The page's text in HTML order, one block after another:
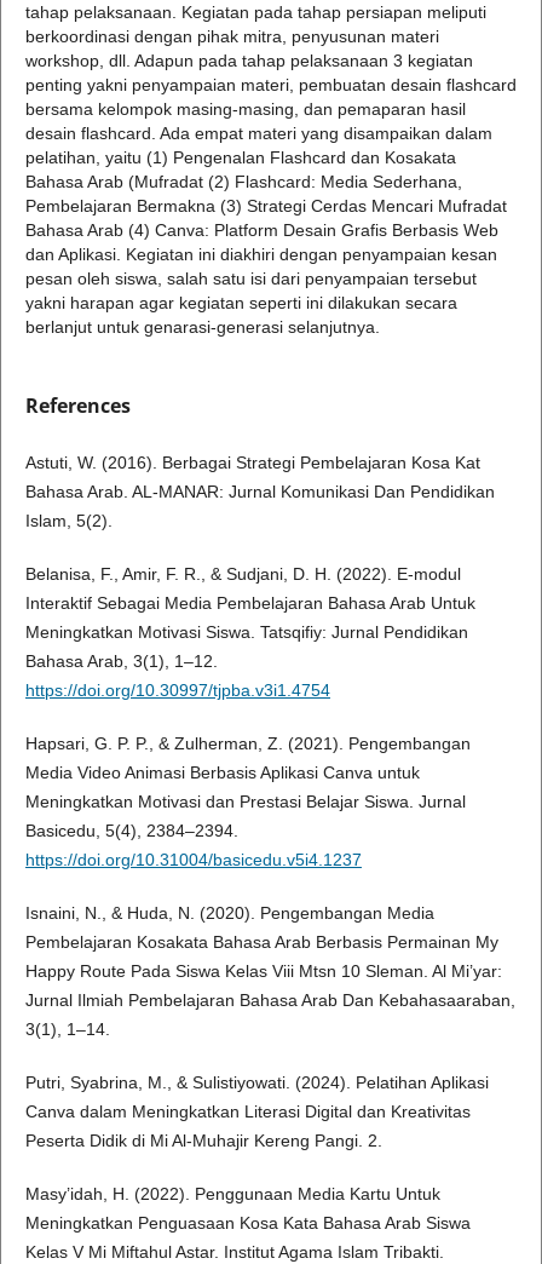
tahap pelaksanaan. Kegiatan pada tahap persiapan meliputi
berkoordinasi dengan pihak mitra, penyusunan materi
workshop, dll. Adapun pada tahap pelaksanaan 3 kegiatan
penting yakni penyampaian materi, pembuatan desain flashcard
bersama kelompok masing-masing, dan pemaparan hasil
desain flashcard. Ada empat materi yang disampaikan dalam
pelatihan, yaitu (1) Pengenalan Flashcard dan Kosakata
Bahasa Arab (Mufradat (2) Flashcard: Media Sederhana,
Pembelajaran Bermakna (3) Strategi Cerdas Mencari Mufradat
Bahasa Arab (4) Canva: Platform Desain Grafis Berbasis Web
dan Aplikasi. Kegiatan ini diakhiri dengan penyampaian kesan
pesan oleh siswa, salah satu isi dari penyampaian tersebut
yakni harapan agar kegiatan seperti ini dilakukan secara
berlanjut untuk genarasi-generasi selanjutnya.
References
Astuti, W. (2016). Berbagai Strategi Pembelajaran Kosa Kat
Bahasa Arab. AL-MANAR: Jurnal Komunikasi Dan Pendidikan
Islam, 5(2).
Belanisa, F., Amir, F. R., & Sudjani, D. H. (2022). E-modul
Interaktif Sebagai Media Pembelajaran Bahasa Arab Untuk
Meningkatkan Motivasi Siswa. Tatsqifiy: Jurnal Pendidikan
Bahasa Arab, 3(1), 1–12.
https://doi.org/10.30997/tjpba.v3i1.4754
Hapsari, G. P. P., & Zulherman, Z. (2021). Pengembangan
Media Video Animasi Berbasis Aplikasi Canva untuk
Meningkatkan Motivasi dan Prestasi Belajar Siswa. Jurnal
Basicedu, 5(4), 2384–2394.
https://doi.org/10.31004/basicedu.v5i4.1237
Isnaini, N., & Huda, N. (2020). Pengembangan Media
Pembelajaran Kosakata Bahasa Arab Berbasis Permainan My
Happy Route Pada Siswa Kelas Viii Mtsn 10 Sleman. Al Mi’yar:
Jurnal Ilmiah Pembelajaran Bahasa Arab Dan Kebahasaaraban,
3(1), 1–14.
Putri, Syabrina, M., & Sulistiyowati. (2024). Pelatihan Aplikasi
Canva dalam Meningkatkan Literasi Digital dan Kreativitas
Peserta Didik di Mi Al-Muhajir Kereng Pangi. 2.
Masy’idah, H. (2022). Penggunaan Media Kartu Untuk
Meningkatkan Penguasaan Kosa Kata Bahasa Arab Siswa
Kelas V Mi Miftahul Astar. Institut Agama Islam Tribakti.